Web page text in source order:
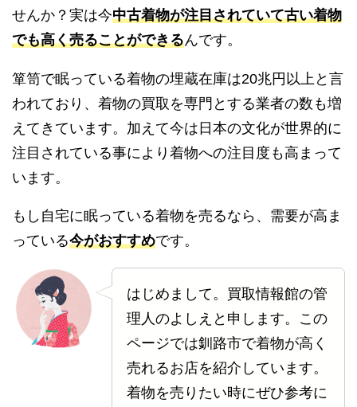
せんか？実は今中古着物が注目されていて古い着物
でも高く売ることができるんです。
箪笥で眠っている着物の埋蔵在庫は20兆円以上と言
われており、着物の買取を専門とする業者の数も増
えてきています。加えて今は日本の文化が世界的に
注目されている事により着物への注目度も高まって
います。
もし自宅に眠っている着物を売るなら、需要が高ま
っている今がおすすめです。
はじめまして。買取情報館の管
理人のよしえと申します。この
ページでは釧路市で着物が高く
売れるお店を紹介しています。
着物を売りたい時にぜひ参考に